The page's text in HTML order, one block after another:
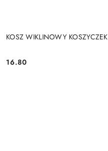
KOSZ WIKLINOWY KOSZYCZEK
Cena:
16.80